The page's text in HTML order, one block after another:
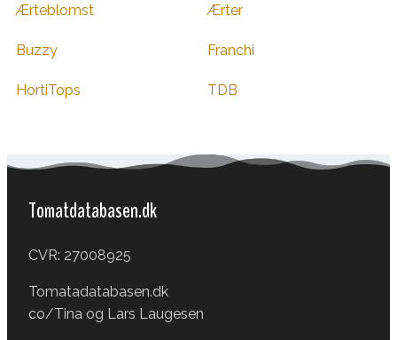
Ærteblomst Ærter
Buzzy Franchi
HortiTops TDB
Tomatdatabasen.dk
CVR: 27008925
Tomatadatabasen.dk
co/Tina og Lars Laugesen